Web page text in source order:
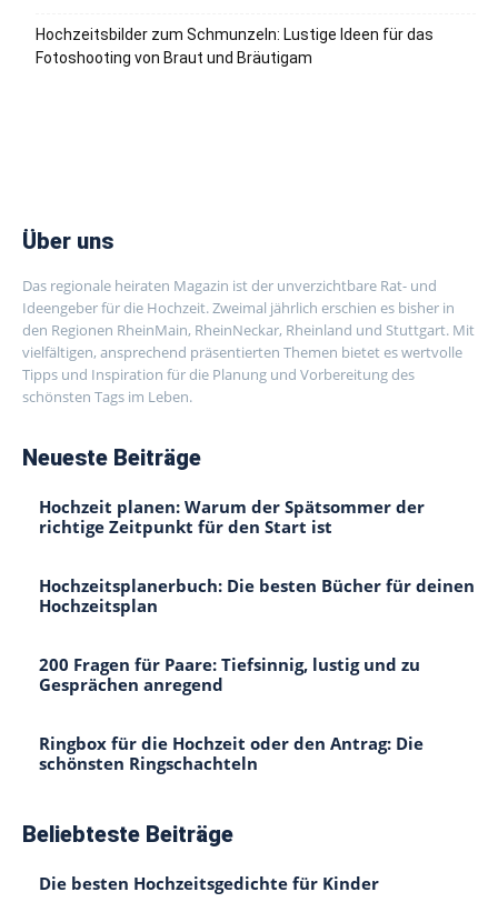
Hochzeitsbilder zum Schmunzeln: Lustige Ideen für das
Fotoshooting von Braut und Bräutigam
Über uns
Das regionale heiraten Magazin ist der unverzichtbare Rat- und
Ideengeber für die Hochzeit. Zweimal jährlich erschien es bisher in
den Regionen RheinMain, RheinNeckar, Rheinland und Stuttgart. Mit
vielfältigen, ansprechend präsentierten Themen bietet es wertvolle
Tipps und Inspiration für die Planung und Vorbereitung des
schönsten Tags im Leben.
Neueste Beiträge
Hochzeit planen: Warum der Spätsommer der
richtige Zeitpunkt für den Start ist
Hochzeitsplanerbuch: Die besten Bücher für deinen
Hochzeitsplan
200 Fragen für Paare: Tiefsinnig, lustig und zu
Gesprächen anregend
Ringbox für die Hochzeit oder den Antrag: Die
schönsten Ringschachteln
Beliebteste Beiträge
Die besten Hochzeitsgedichte für Kinder